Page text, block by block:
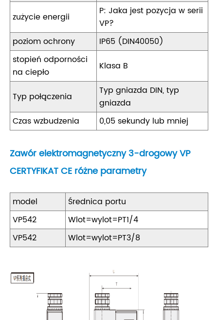
zużycie energii
P: Jaka jest pozycja w serii
VP?
poziom ochrony
IP65 (DIN40050)
stopień odporności
na ciepło
Klasa B
Typ połączenia
Typ gniazda DIN, typ
gniazda
Czas wzbudzenia
0,05 sekundy lub mniej
Zawór elektromagnetyczny 3-drogowy VP
CERTYFIKAT CE różne parametry
model
Średnica portu
VP542
Wlot=wylot=PT1/4
VP542
Wlot=wylot=PT3/8